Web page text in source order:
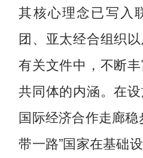
其核心理念已写入
团、亚太经合组织
有关文件中，不断
共同体的内涵。在
国际经济合作走廊稳
带一路”国家在基础